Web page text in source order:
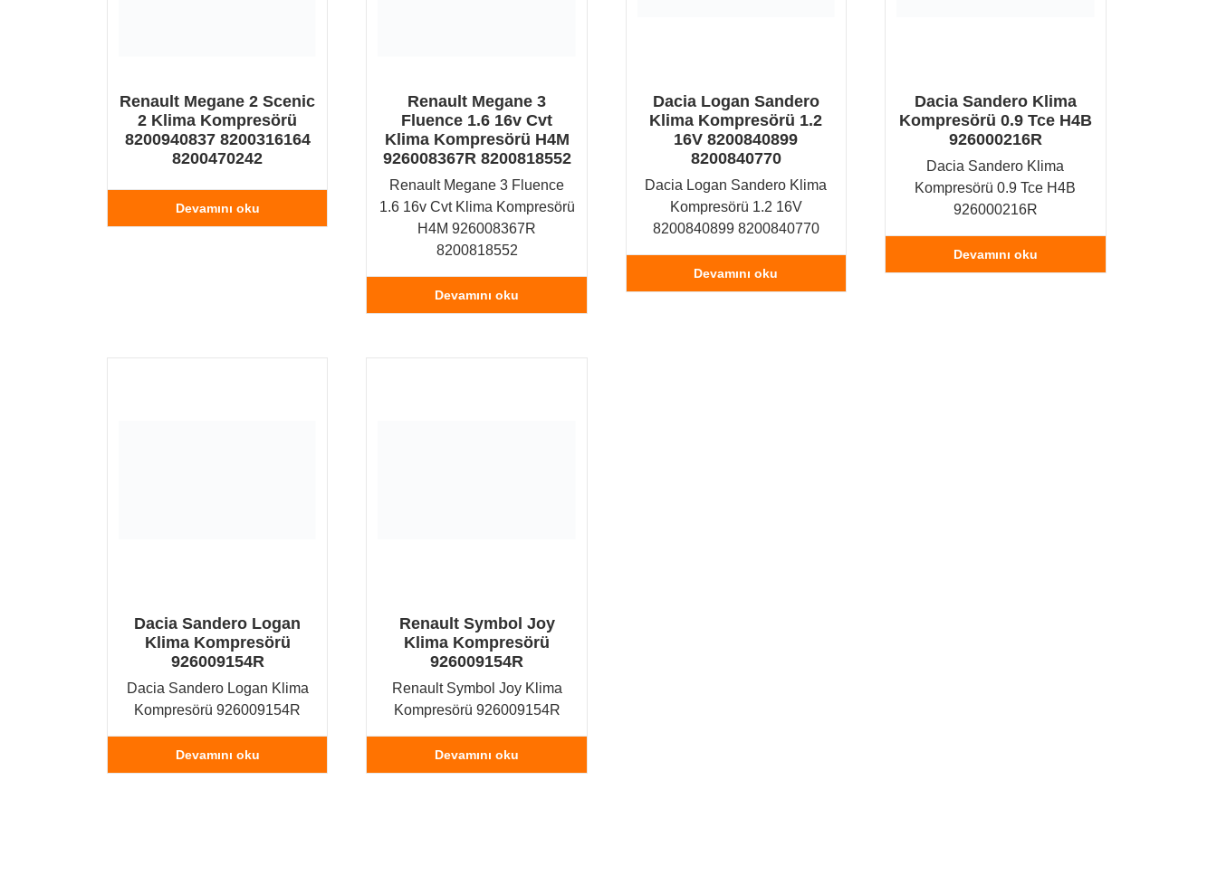
Renault Megane 2 Scenic
2 Klima Kompresörü
8200940837 8200316164
8200470242
Devamını oku
Renault Megane 3
Fluence 1.6 16v Cvt
Klima Kompresörü H4M
926008367R 8200818552
Renault Megane 3 Fluence
1.6 16v Cvt Klima Kompresörü
H4M 926008367R
8200818552
Devamını oku
Dacia Logan Sandero
Klima Kompresörü 1.2
16V 8200840899
8200840770
Dacia Logan Sandero Klima
Kompresörü 1.2 16V
8200840899 8200840770
Devamını oku
Dacia Sandero Klima
Kompresörü 0.9 Tce H4B
926000216R
Dacia Sandero Klima
Kompresörü 0.9 Tce H4B
926000216R
Devamını oku
Dacia Sandero Logan
Klima Kompresörü
926009154R
Dacia Sandero Logan Klima
Kompresörü 926009154R
Devamını oku
Renault Symbol Joy
Klima Kompresörü
926009154R
Renault Symbol Joy Klima
Kompresörü 926009154R
Devamını oku